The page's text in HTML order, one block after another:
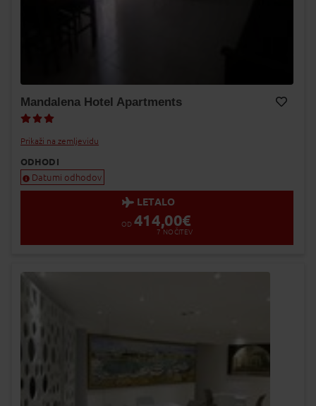
Mandalena Hotel Apartments
Prikaži na zemljevidu
ODHODI
Datumi odhodov
LETALO
OD 414,00€
7 NOČITEV